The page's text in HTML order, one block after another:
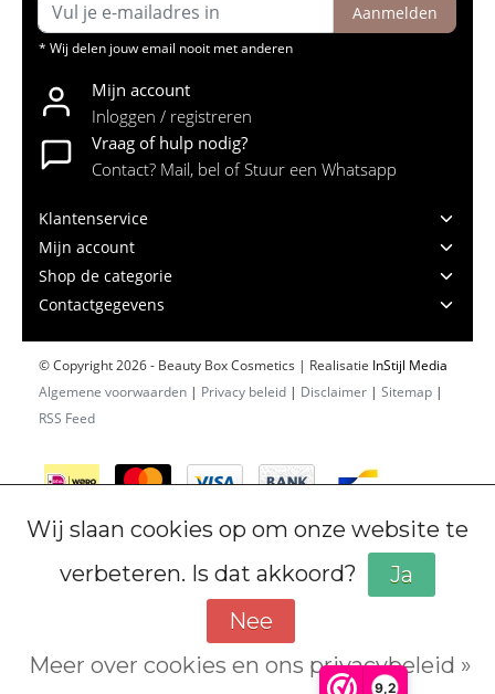
9,2
Aanmelden
* Wij delen jouw email nooit met anderen
Mijn account
Inloggen / registreren
Vraag of hulp nodig?
Contact? Mail, bel of Stuur een Whatsapp
Klantenservice
Mijn account
Shop de categorie
Contactgegevens
© Copyright 2026 - Beauty Box Cosmetics | Realisatie InStijl Media
Algemene voorwaarden | Privacy beleid | Disclaimer | Sitemap |
RSS Feed
Wij slaan cookies op om onze website te
verbeteren. Is dat akkoord?
Ja
Nee
Meer over cookies en ons privacybeleid »